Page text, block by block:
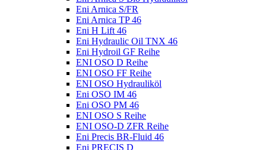
Eni Arnica S/FR
Eni Arnica TP 46
Eni H Lift 46
Eni Hydraulic Oil TNX 46
Eni Hydroil GF Reihe
ENI OSO D Reihe
ENI OSO FF Reihe
ENI OSO Hydrauliköl
Eni OSO IM 46
Eni OSO PM 46
ENI OSO S Reihe
ENI OSO-D ZFR Reihe
Eni Precis BR-Fluid 46
Eni PRECIS D